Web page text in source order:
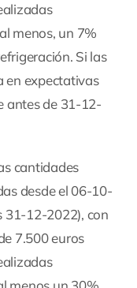
menos, un 7%
Si las
en expectativas
antes de 31-12-
cantidades
desde el 06-10-
31-12-2022), con
7.500 euros